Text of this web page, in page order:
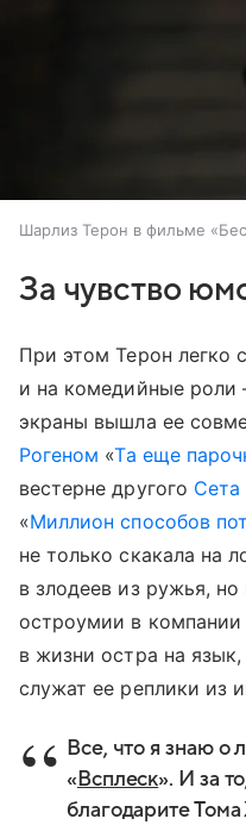
Шарлиз Терон в фильме
За чувство
При этом Терон легко
и на комедийные роли
экраны вышла ее
Рогеном «Та еще
вестерне другого
«Миллион способов
не только скакала на
в злодеев из ружья,
остроумии в компании
в жизни остра на
служат ее реплики из
Все, что я знаю о
« Всплеск». И за
благодарите Тома